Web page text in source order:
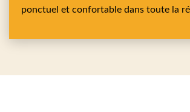
ponctuel et confortable dans toute la